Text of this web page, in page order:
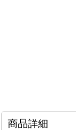
商品詳細